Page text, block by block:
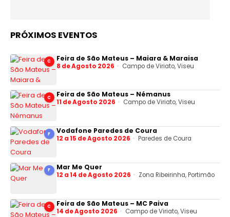
PRÓXIMOS EVENTOS
C Feira de São Mateus – Maiara & Maraisa
8 de Agosto 2026 Campo de Viriato, Viseu
C Feira de São Mateus – Némanus
11 de Agosto 2026 Campo de Viriato, Viseu
F Vodafone Paredes de Coura
12 a 15 de Agosto 2026 Paredes de Coura
F Mar Me Quer
12 a 14 de Agosto 2026 Zona Ribeirinha, Portimão
C Feira de São Mateus – MC Paiva
14 de Agosto 2026 Campo de Viriato, Viseu